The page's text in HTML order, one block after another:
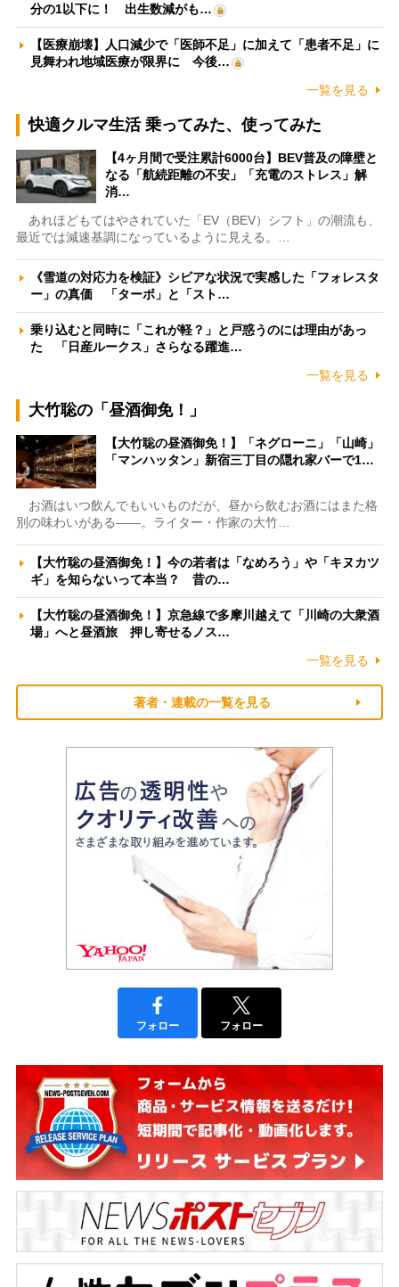
分の1以下に！ 出生数減がも…
【医療崩壊】人口減少で「医師不足」に加えて「患者不足」に
見舞われ地域医療が限界に 今後…
一覧を見る
快適クルマ生活 乗ってみた、使ってみた
【4ヶ月間で受注累計6000台】BEV普及の障壁と
なる「航続距離の不安」「充電のストレス」解
消…
あれほどもてはやされていた「EV（BEV）シフト」の潮流も、
最近では減速基調になっているように見える。…
《雪道の対応力を検証》シビアな状況で実感した「フォレスタ
ー」の真価 「ターボ」と「スト…
乗り込むと同時に「これが軽？」と戸惑うのには理由があっ
た 「日産ルークス」さらなる躍進…
一覧を見る
大竹聡の「昼酒御免！」
【大竹聡の昼酒御免！】「ネグローニ」「山崎」
「マンハッタン」新宿三丁目の隠れ家バーで1…
お酒はいつ飲んでもいいものだが、昼から飲むお酒にはまた格
別の味わいがある――。ライター・作家の大竹…
【大竹聡の昼酒御免！】今の若者は「なめろう」や「キヌカツ
ギ」を知らないって本当？ 昔の…
【大竹聡の昼酒御免！】京急線で多摩川越えて「川崎の大衆酒
場」へと昼酒旅 押し寄せるノス…
一覧を見る
著者・連載の一覧を見る
フォロー フォロー